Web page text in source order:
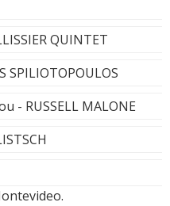
QUINTET
SPILIOTOPOULOS
- RUSSELL MALONE